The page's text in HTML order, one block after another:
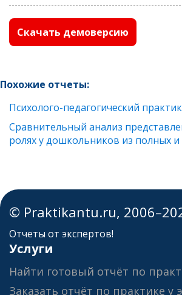
Скачать демоверсию
Похожие отчеты:
Психолого-педагогический
Сравнительный анализ
ролях у дошкольников из полных
© Praktikantu.ru,
Отчеты от экспертов!
Услуги
Найти готовый отчёт по
Заказать отчёт по практике у